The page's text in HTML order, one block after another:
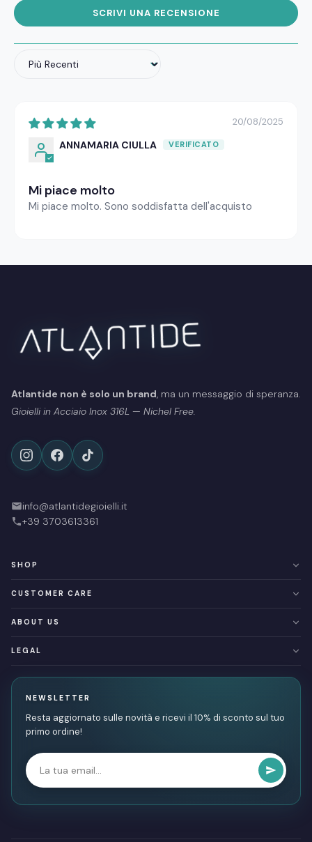
SCRIVI UNA RECENSIONE
Sort by
20/08/2025
ANNAMARIA CIULLA
Mi piace molto
Mi piace molto. Sono soddisfatta dell'acquisto
Atlantide non è solo un brand, ma un messaggio di speranza.
Gioielli in Acciaio Inox 316L — Nichel Free.
info@atlantidegioielli.it
+39 3703613361
SHOP
SALDI
CUSTOMER CARE
ABOUT US
LEGAL
Termini e condizioni
NEWSLETTER
Resta aggiornato sulle novità e ricevi il 10% di sconto sul tuo
primo ordine!